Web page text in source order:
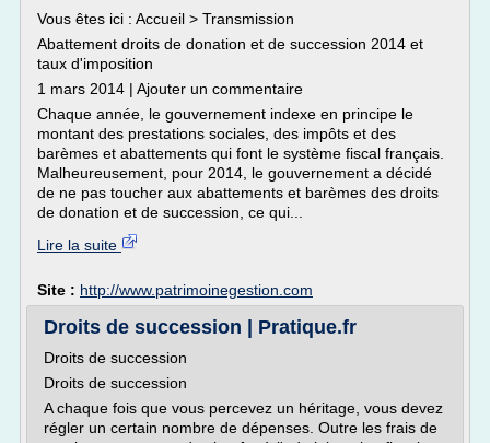
Vous êtes ici : Accueil > Transmission
Abattement droits de donation et de succession 2014 et
taux d'imposition
1 mars 2014 | Ajouter un commentaire
Chaque année, le gouvernement indexe en principe le
montant des prestations sociales, des impôts et des
barèmes et abattements qui font le système fiscal français.
Malheureusement, pour 2014, le gouvernement a décidé
de ne pas toucher aux abattements et barèmes des droits
de donation et de succession, ce qui...
Lire la suite
Site : http://www.patrimoinegestion.com
Droits de succession | Pratique.fr
Droits de succession
Droits de succession
A chaque fois que vous percevez un héritage, vous devez
régler un certain nombre de dépenses. Outre les frais de